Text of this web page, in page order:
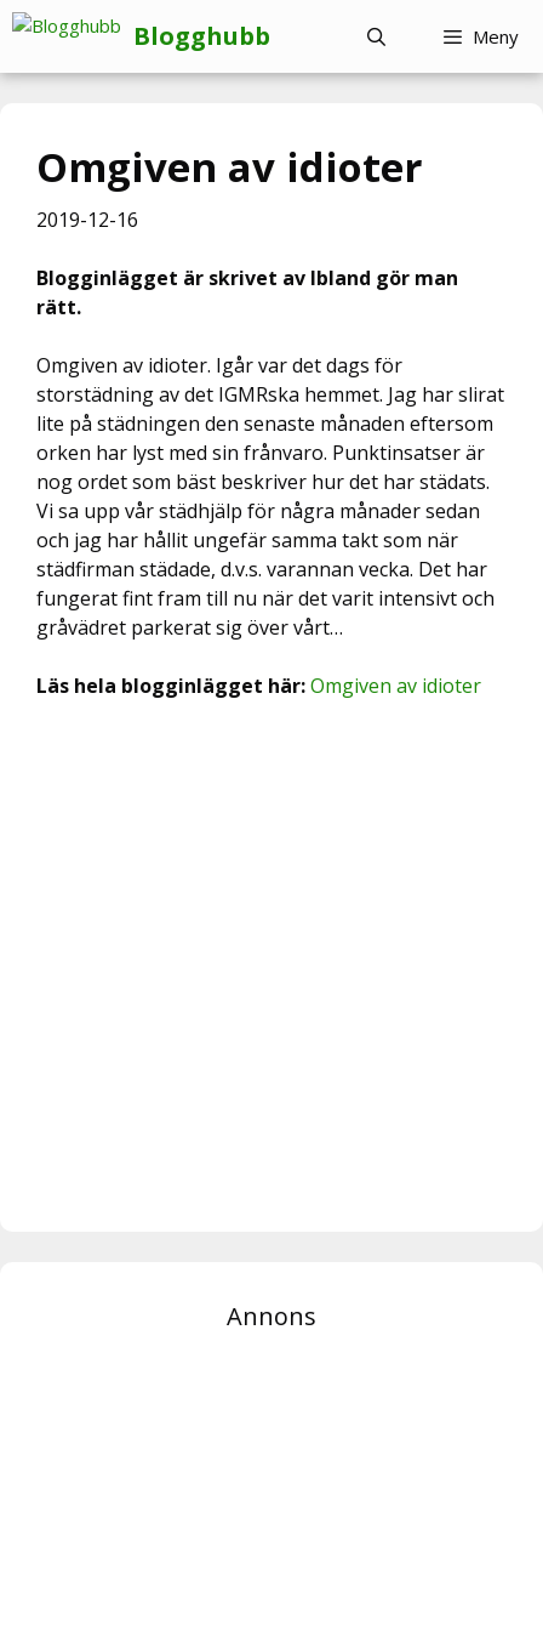
Hoppa
innehåll
Blogghubb Meny
Omgiven av idioter
2019-12-16
Blogginlägget är skrivet av Ibland gör man
rätt.
Omgiven av idioter. Igår var det dags för
storstädning av det IGMRska hemmet. Jag har slirat
lite på städningen den senaste månaden eftersom
orken har lyst med sin frånvaro. Punktinsatser är
nog ordet som bäst beskriver hur det har städats.
Vi sa upp vår städhjälp för några månader sedan
och jag har hållit ungefär samma takt som när
städfirman städade, d.v.s. varannan vecka. Det har
fungerat fint fram till nu när det varit intensivt och
gråvädret parkerat sig över vårt…
Läs hela blogginlägget här:Omgiven av idioter
Annons